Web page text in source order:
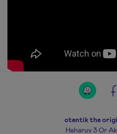
otentik the
Haharuv 3 Or